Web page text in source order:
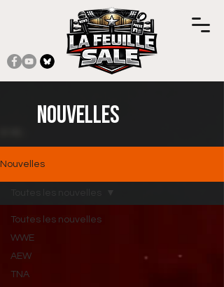
Nouvelles
Nouvelles
Toutes les nouvelles
WWE
AEW
TNA